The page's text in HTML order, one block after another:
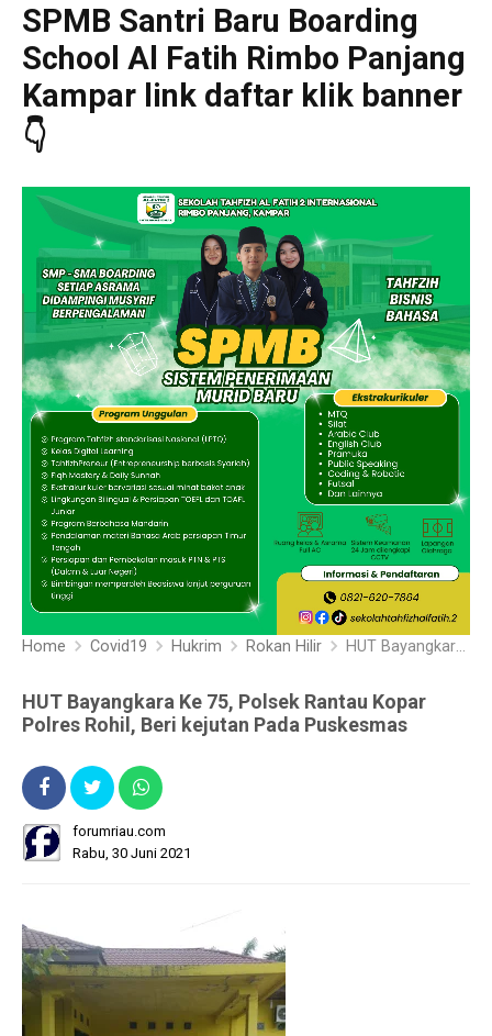
SPMB Santri Baru Boarding
School Al Fatih Rimbo Panjang
Kampar link daftar klik banner
👇
Home Covid19 Hukrim Rokan Hilir HUT Bayangkara Ke 75, Polsek Rantau Kopar Polres Rohil, Beri kejutan Pada Puskesmas
HUT Bayangkara Ke 75, Polsek Rantau Kopar
Polres Rohil, Beri kejutan Pada Puskesmas
forumriau.com
Rabu, 30 Juni 2021